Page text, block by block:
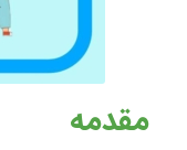
مقدمه